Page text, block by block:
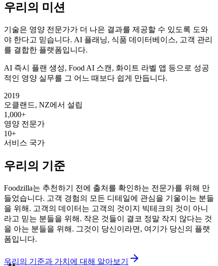
우리의 미션
기술은 영양 전문가가 더 나은 결과를 제공할 수 있도록 도와
야 한다고 믿습니다. AI 플래닝, 식품 데이터베이스, 고객 관리
를 결합한 플랫폼입니다.
AI 즉시 플랜 생성, Food AI 스캔, 화이트 라벨 앱 등으로 성공
적인 영양 실무를 그 어느 때보다 쉽게 만듭니다.
2019
오클랜드, NZ에서 설립
1,000+
영양 전문가
10+
서비스 국가
우리의 기준
Foodzilla는 추천하기 전에 출처를 확인하는 전문가를 위해 만
들었습니다. 고객 경험의 모든 디테일에 관심을 기울이는 분들
을 위해. 고객의 데이터는 고객의 것이지 빅테크의 것이 아니
라고 믿는 분들을 위해. 작은 것들이 결코 정말 작지 않다는 것
을 아는 분들을 위해. 그것이 당신이라면, 여기가 당신의 플랫
폼입니다.
우리의 기준과 가치에 대해 알아보기